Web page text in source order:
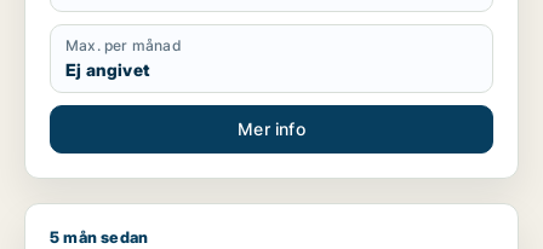
Max. per månad
Ej angivet
Mer info
Joakim söker lager, bostadsfastighet eller garage till salu i
5 mån sedan